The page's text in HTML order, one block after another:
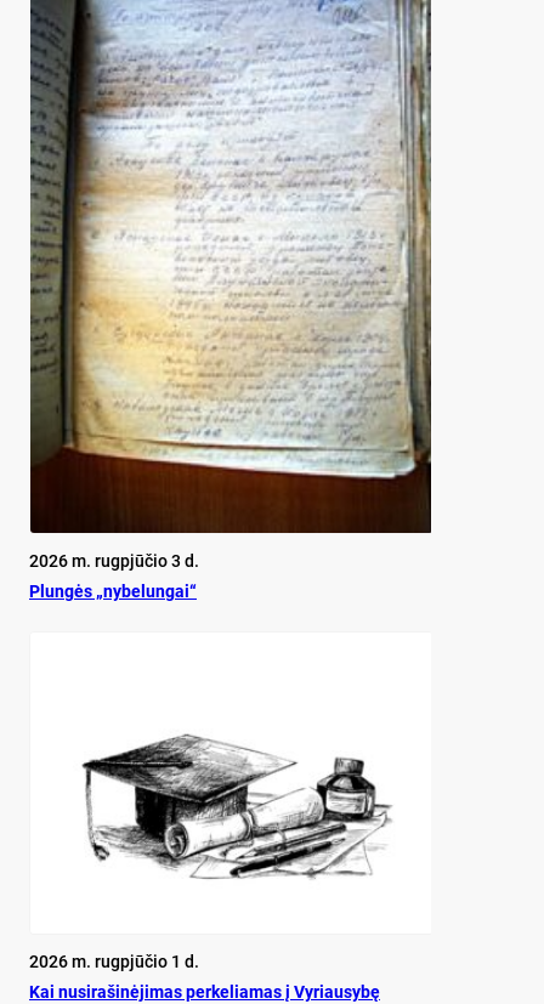
2026 m. rugpjūčio 3 d.
Plun­gės „ny­be­lun­gai“
2026 m. rugpjūčio 1 d.
Kai nu­si­ra­ši­nė­ji­mas per­ke­lia­mas į Vy­riau­sy­bę